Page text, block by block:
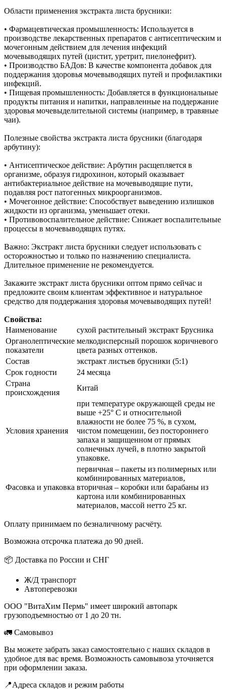
Области применения экстракта листа брусники:
• Фармацевтическая промышленность: Используется в
производстве лекарственных препаратов с антисептическим и
мочегонным действием для лечения инфекций
мочевыводящих путей (цистит, уретрит, пиелонефрит).
• Производство БАДов: В качестве компонента добавок для
поддержания здоровья мочевыводящих путей и профилактики
инфекций.
• Пищевая промышленность: Добавляется в функциональные
продукты питания и напитки, направленные на поддержание
здоровья мочевыделительной системы (например, в травяные
чаи).
Полезные свойства экстракта листа брусники (благодаря
арбутину):
• Антисептическое действие: Арбутин расщепляется в
организме, образуя гидрохинон, который оказывает
антибактериальное действие на мочевыводящие пути,
подавляя рост патогенных микроорганизмов.
• Мочегонное действие: Способствует выведению излишков
жидкости из организма, уменьшает отеки.
• Противовоспалительное действие: Снижает воспалительные
процессы в мочевыводящих путях.
Важно: Экстракт листа брусники следует использовать с
осторожностью и только по назначению специалиста.
Длительное применение не рекомендуется.
Закажите экстракт листа брусники оптом прямо сейчас и
предложите своим клиентам эффективное и натуральное
средство для поддержания здоровья мочевыводящих путей!
Свойства:
Наименование
сухой растительный экстракт Брусника
Органолептические
показатели
мелкодисперсный порошок коричневого
цвета разных оттенков.
Состав
экстракт листьев брусники (5:1)
Срок годности
24 месяца
Страна
происхождения
Китай
Условия хранения
при температуре окружающей среды не
выше +25° С и относительной
влажности не более 75 %, в сухом,
чистом помещении, без постороннего
запаха и защищенном от прямых
солнечных лучей, в плотно закрытой
упаковке.
Фасовка и упаковка
первичная – пакеты из полимерных или
комбинированных материалов,
вторичная – коробки или барабаны из
картона или комбинированных
материалов, массой нетто 25 кг.
Оплату принимаем по безналичному расчёту.
Возможна отсрочка платежа до 90 дней.
📦 Доставка по России и СНГ
Ж/Д транспорт
Автоперевозки
ООО "ВитаХим Пермь" имеет широкий автопарк
грузоподъемностью от 1 до 20 тн.
🚛 Самовывоз
Вы можете забрать заказ самостоятельно с наших складов в
удобное для вас время. Возможность самовывоза уточняется
при оформлении заказа.
📍Адреса складов и режим работы